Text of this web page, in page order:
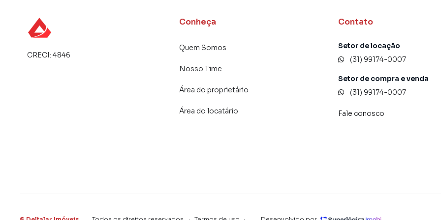
CRECI: 4846
Conheça
Quem Somos
Nosso Time
Área do proprietário
Área do locatário
Contato
Setor de locação
(31) 99174-0007
Setor de compra e venda
(31) 99174-0007
Fale conosco